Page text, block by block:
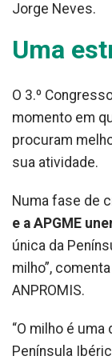
Jorge Neves.
Uma
O 3.º
momento em
procuram
sua atividade.
Numa fase de
e a APGME
única da
milho”,
ANPROMIS.
“O milho é
Península